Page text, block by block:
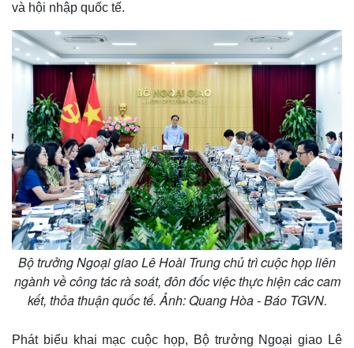
và hội nhập quốc tế.
Bộ trưởng Ngoại giao Lê Hoài Trung chủ trì cuộc họp liên
ngành về công tác rà soát, đôn đốc việc thực hiện các cam
kết, thỏa thuận quốc tế. Ảnh: Quang Hòa - Báo TGVN.
Phát biểu khai mạc cuộc họp, Bộ trưởng Ngoại giao Lê